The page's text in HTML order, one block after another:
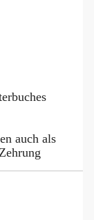
auch als